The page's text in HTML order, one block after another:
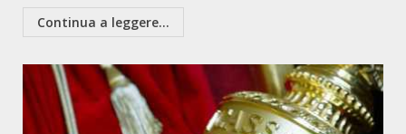
Continua a leggere...